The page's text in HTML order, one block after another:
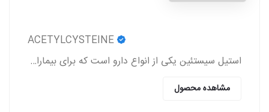
استیل سیستئین یکی از انواع دارو است که برای بیماران مبتلا به اختلالات ریوی از سمت پزشکان تجویز می‌شود.
مشاهده محصول